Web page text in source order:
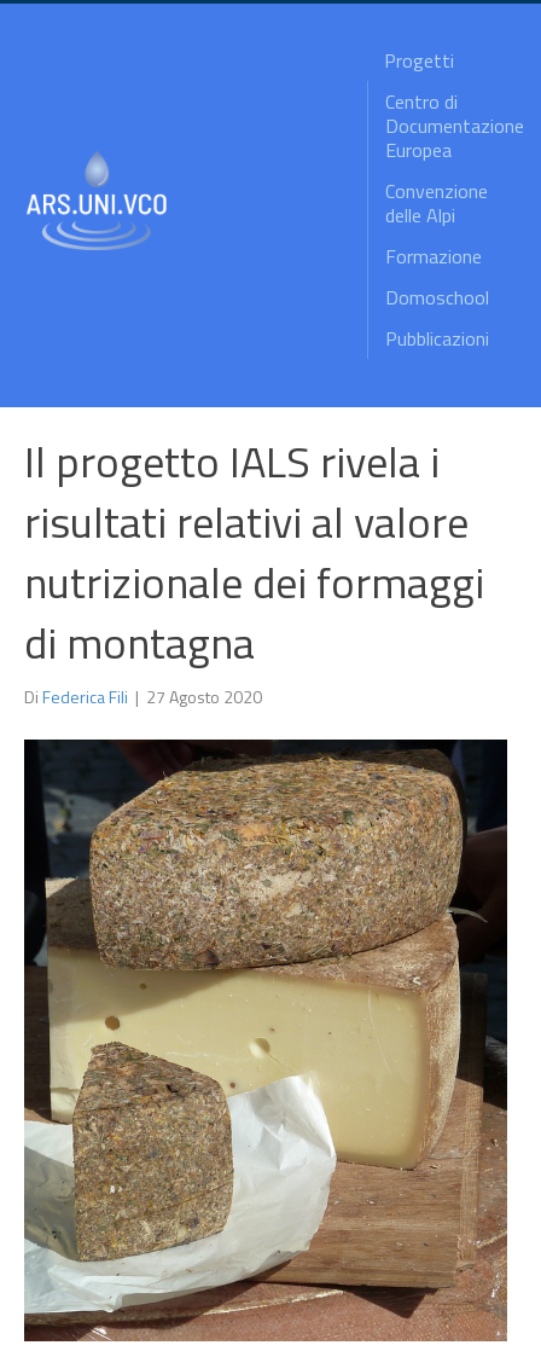
Progetti
Centro di
Documentazione
Europea
Convenzione
delle Alpi
Formazione
Domoschool
Pubblicazioni
Il progetto IALS rivela i
risultati relativi al valore
nutrizionale dei formaggi
di montagna
DiFederica Fili | 27 Agosto 2020